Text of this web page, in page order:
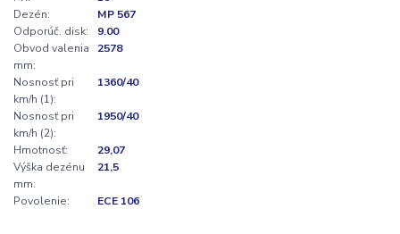
Dezén:
MP 567
Odporúč. disk:
9.00
Obvod valenia
mm:
2578
Nosnosť pri
km/h (1):
1360/40
Nosnosť pri
km/h (2):
1950/40
Hmotnosť:
29,07
Výška dezénu
mm:
21,5
Povolenie: ECE 106